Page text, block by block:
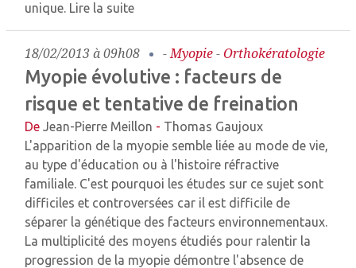
unique. Lire la suite
18/02/2013 à 09h08 -Myopie-Orthokératologie
Myopie évolutive : facteurs de
risque et tentative de freination
De Jean-Pierre Meillon - Thomas Gaujoux
L'apparition de la myopie semble liée au mode de vie,
au type d'éducation ou à l'histoire réfractive
familiale. C'est pourquoi les études sur ce sujet sont
difficiles et controversées car il est difficile de
séparer la génétique des facteurs environnementaux.
La multiplicité des moyens étudiés pour ralentir la
progression de la myopie démontre l'absence de